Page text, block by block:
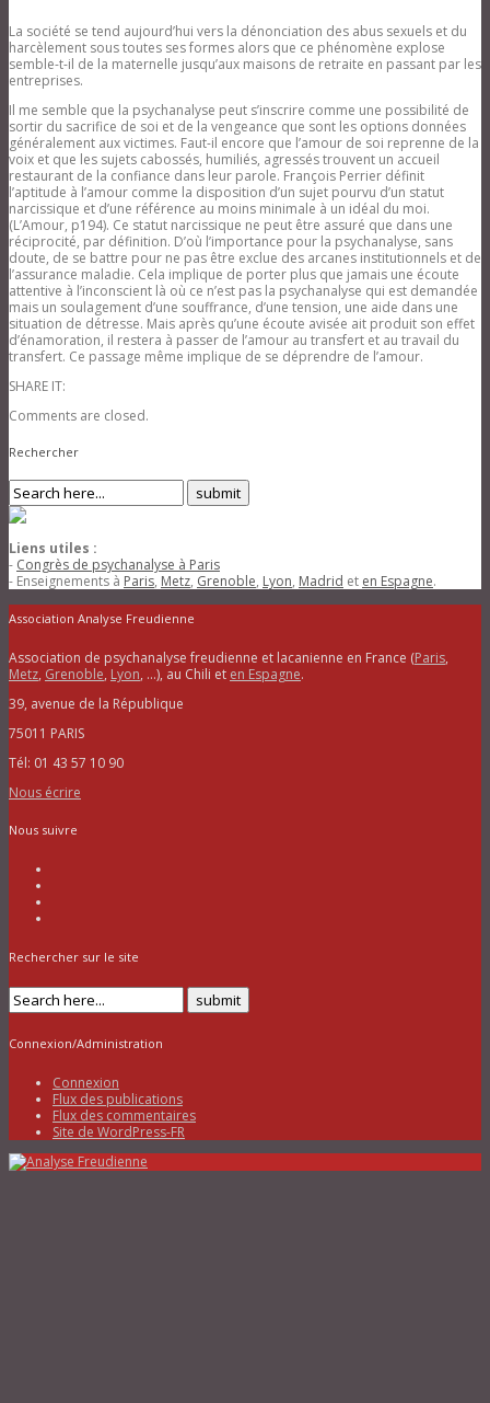
La société se tend aujourd’hui vers la dénonciation des abus sexuels et du
harcèlement sous toutes ses formes alors que ce phénomène explose
semble-t-il de la maternelle jusqu’aux maisons de retraite en passant par les
entreprises.
Il me semble que la psychanalyse peut s’inscrire comme une possibilité de
sortir du sacrifice de soi et de la vengeance que sont les options données
généralement aux victimes. Faut-il encore que l’amour de soi reprenne de la
voix et que les sujets cabossés, humiliés, agressés trouvent un accueil
restaurant de la confiance dans leur parole. François Perrier définit
l’aptitude à l’amour comme la disposition d’un sujet pourvu d’un statut
narcissique et d’une référence au moins minimale à un idéal du moi.
(L’Amour, p194). Ce statut narcissique ne peut être assuré que dans une
réciprocité, par définition. D’où l’importance pour la psychanalyse, sans
doute, de se battre pour ne pas être exclue des arcanes institutionnels et de
l’assurance maladie. Cela implique de porter plus que jamais une écoute
attentive à l’inconscient là où ce n’est pas la psychanalyse qui est demandée
mais un soulagement d’une souffrance, d’une tension, une aide dans une
situation de détresse. Mais après qu’une écoute avisée ait produit son effet
d’énamoration, il restera à passer de l’amour au transfert et au travail du
transfert. Ce passage même implique de se déprendre de l’amour.
SHARE IT:
Comments are closed.
Rechercher
Liens utiles :
- Congrès de psychanalyse à Paris
- Enseignements à Paris, Metz, Grenoble, Lyon, Madrid et en Espagne.
Association Analyse Freudienne
Association de psychanalyse freudienne et lacanienne en France (Paris,
Metz, Grenoble, Lyon, …), au Chili et en Espagne.
39, avenue de la République
75011 PARIS
Tél: 01 43 57 10 90
Nous écrire
Nous suivre
Rechercher sur le site
Connexion/Administration
Connexion
Flux des publications
Flux des commentaires
Site de WordPress-FR